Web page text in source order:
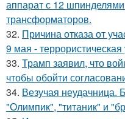
аппарат с 12
трансформаторов.
32. Причина отказа от
9 мая - террористическая
33. Трамп заявил, что
чтобы обойти
34. Везучая неудачница.
"Олимпик", "титаник" и